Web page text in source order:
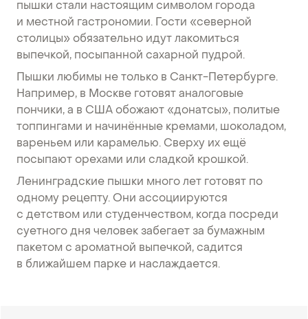
пышки стали настоящим символом города
и местной гастрономии. Гости «северной
столицы» обязательно идут лакомиться
выпечкой, посыпанной сахарной пудрой.
Пышки любимы не только в Санкт-Петербурге.
Например, в Москве готовят аналоговые
пончики, а в США обожают «донатсы», политые
топпингами и начинённые кремами, шоколадом,
вареньем или карамелью. Сверху их ещё
посыпают орехами или сладкой крошкой.
Ленинградские пышки много лет готовят по
одному рецепту. Они ассоциируются
с детством или студенчеством, когда посреди
суетного дня человек забегает за бумажным
пакетом с ароматной выпечкой, садится
в ближайшем парке и наслаждается.